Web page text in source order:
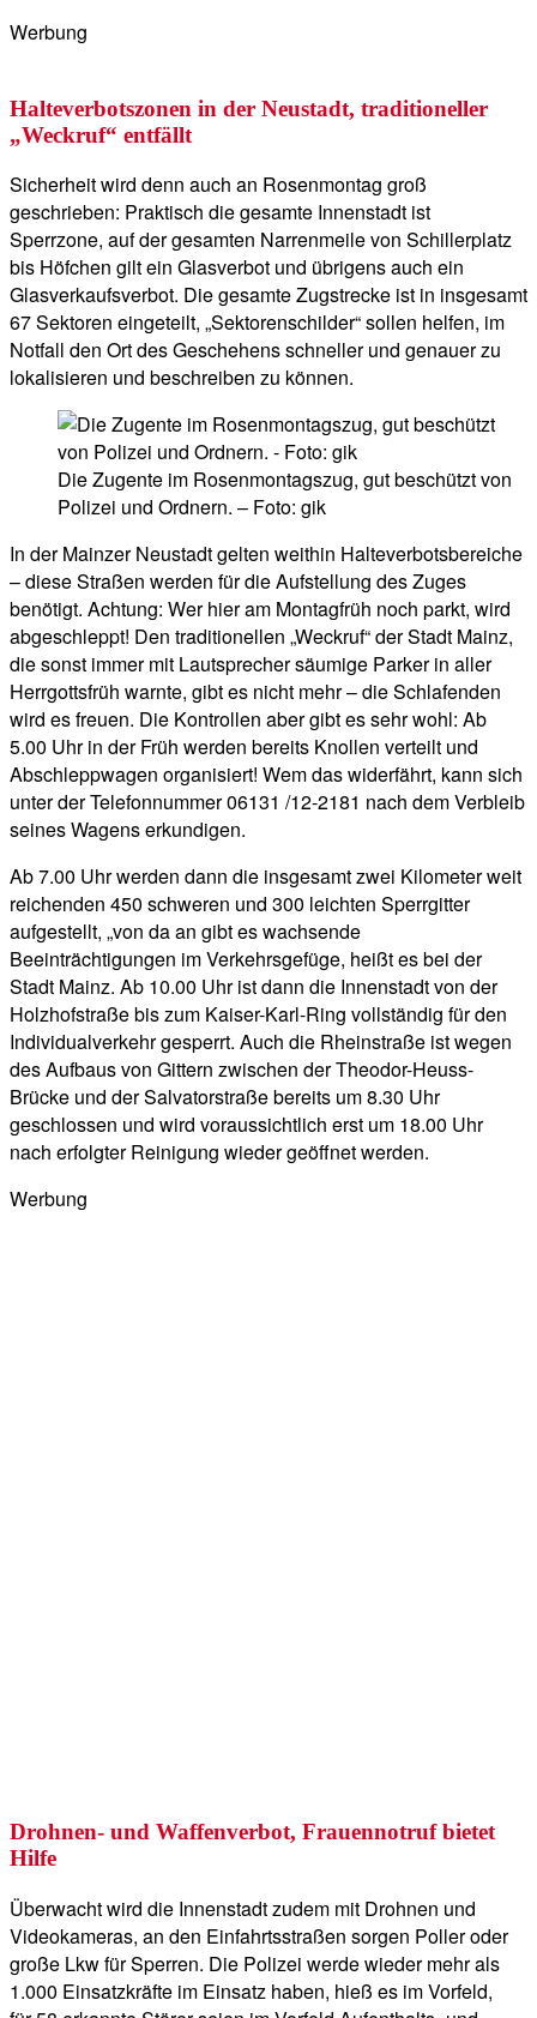
Werbung
Halteverbotszonen in der Neustadt, traditioneller
„Weckruf“ entfällt
Sicherheit wird denn auch an Rosenmontag groß
geschrieben: Praktisch die gesamte Innenstadt ist
Sperrzone, auf der gesamten Narrenmeile von Schillerplatz
bis Höfchen gilt ein Glasverbot und übrigens auch ein
Glasverkaufsverbot. Die gesamte Zugstrecke ist in insgesamt
67 Sektoren eingeteilt, „Sektorenschilder“ sollen helfen, im
Notfall den Ort des Geschehens schneller und genauer zu
lokalisieren und beschreiben zu können.
Die Zugente im Rosenmontagszug, gut beschützt von
Polizei und Ordnern. – Foto: gik
In der Mainzer Neustadt gelten weithin Halteverbotsbereiche
– diese Straßen werden für die Aufstellung des Zuges
benötigt. Achtung: Wer hier am Montagfrüh noch parkt, wird
abgeschleppt! Den traditionellen „Weckruf“ der Stadt Mainz,
die sonst immer mit Lautsprecher säumige Parker in aller
Herrgottsfrüh warnte, gibt es nicht mehr – die Schlafenden
wird es freuen. Die Kontrollen aber gibt es sehr wohl: Ab
5.00 Uhr in der Früh werden bereits Knollen verteilt und
Abschleppwagen organisiert! Wem das widerfährt, kann sich
unter der Telefonnummer 06131 /12-2181 nach dem Verbleib
seines Wagens erkundigen.
Ab 7.00 Uhr werden dann die insgesamt zwei Kilometer weit
reichenden 450 schweren und 300 leichten Sperrgitter
aufgestellt, „von da an gibt es wachsende
Beeinträchtigungen im Verkehrsgefüge, heißt es bei der
Stadt Mainz. Ab 10.00 Uhr ist dann die Innenstadt von der
Holzhofstraße bis zum Kaiser-Karl-Ring vollständig für den
Individualverkehr gesperrt. Auch die Rheinstraße ist wegen
des Aufbaus von Gittern zwischen der Theodor-Heuss-
Brücke und der Salvatorstraße bereits um 8.30 Uhr
geschlossen und wird voraussichtlich erst um 18.00 Uhr
nach erfolgter Reinigung wieder geöffnet werden.
Werbung
Drohnen- und Waffenverbot, Frauennotruf bietet
Hilfe
Überwacht wird die Innenstadt zudem mit Drohnen und
Videokameras, an den Einfahrtsstraßen sorgen Poller oder
große Lkw für Sperren. Die Polizei werde wieder mehr als
1.000 Einsatzkräfte im Einsatz haben, hieß es im Vorfeld,